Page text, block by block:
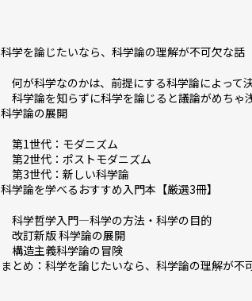
科学を論じたいなら、科学論の理解が不可欠な話
何が科学なのかは、前提にする科学論によって
科学論を知らずに科学を論じると議論がめちゃ
科学論の展開
第1世代：モダニズム
第2世代：ポストモダニズム
第3世代：新しい科学論
科学論を学べるおすすめ入門本【厳選3冊】
科学哲学入門―科学の方法・科学の目的
改訂新版 科学論の展開
構造主義科学論の冒険
まとめ：科学を論じたいなら、科学論の理解が不